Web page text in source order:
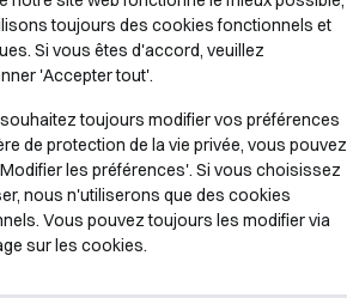
H1783 L1060 P530
H1783 L1170 P530
toujours des cookies fonctionnels et
Si vous êtes d'accord, veuillez
'Accepter tout'.
toujours modifier vos préférences
de protection de la vie privée, vous pouvez
les préférences'. Si vous choisissez
nous n'utiliserons que des cookies
Vous pouvez toujours les modifier via
sur les cookies.